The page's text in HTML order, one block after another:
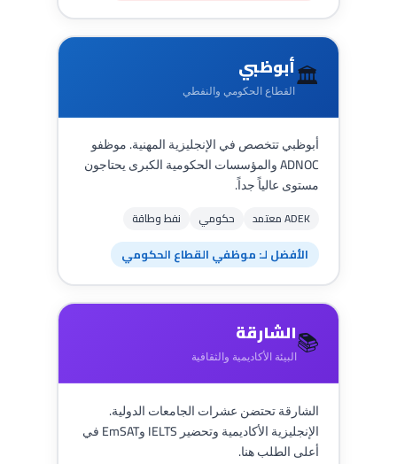
🏛️أبوظبي
القطاع الحكومي والنفطي
أبوظبي تتخصص في الإنجليزية المهنية. موظفو
ADNOC والمؤسسات الحكومية الكبرى يحتاجون
مستوى عالياً جداً.
ADEK معتمد حكومي نفط وطاقة
الأفضل لـ: موظفي القطاع الحكومي
📚الشارقة
البيئة الأكاديمية والثقافية
الشارقة تحتضن عشرات الجامعات الدولية.
الإنجليزية الأكاديمية وتحضير IELTS وEmSAT في
أعلى الطلب هنا.